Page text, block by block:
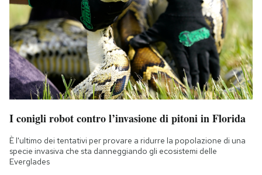
I conigli robot contro l’invasione di pitoni in Florida
È l'ultimo dei tentativi per provare a ridurre la popolazione di una
specie invasiva che sta danneggiando gli ecosistemi delle
Everglades